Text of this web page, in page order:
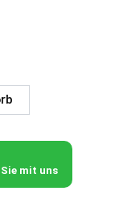
mit uns